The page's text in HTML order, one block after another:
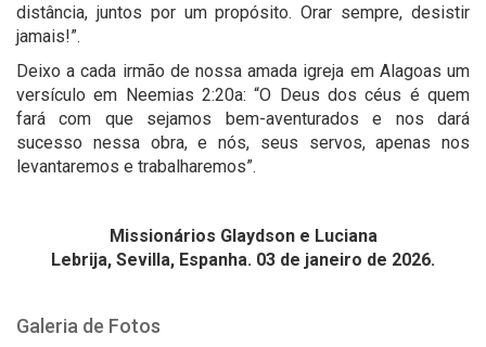
distância, juntos por um propósito. Orar sempre, desistir
jamais!”.
Deixo a cada irmão de nossa amada igreja em Alagoas um
versículo em Neemias 2:20a: “O Deus dos céus é quem
fará com que sejamos bem-aventurados e nos dará
sucesso nessa obra, e nós, seus servos, apenas nos
levantaremos e trabalharemos”.
Missionários Glaydson e Luciana
Lebrija, Sevilla, Espanha. 03 de janeiro de 2026.
Galeria de Fotos